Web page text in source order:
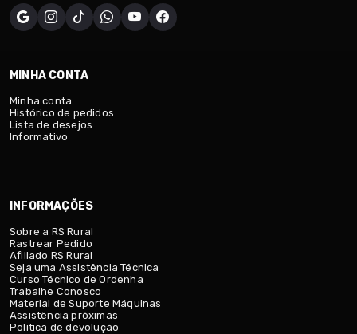
MINHA CONTA
Minha conta
Histórico de pedidos
Lista de desejos
Informativo
INFORMAÇÕES
Sobre a RS Rural
Rastrear Pedido
Afiliado RS Rural
Seja uma Assistência Técnica
Curso Técnico de Ordenha
Trabalhe Conosco
Material de Suporte Máquinas
Assistência próximas
Politica de devolução